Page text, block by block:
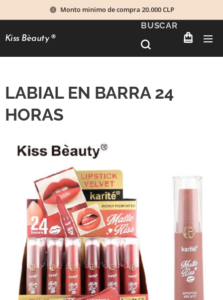
Monto minimo de compra 20.000 CLP
Kiss Bèauty®
BUSCAR
LABIAL EN BARRA 24
HORAS